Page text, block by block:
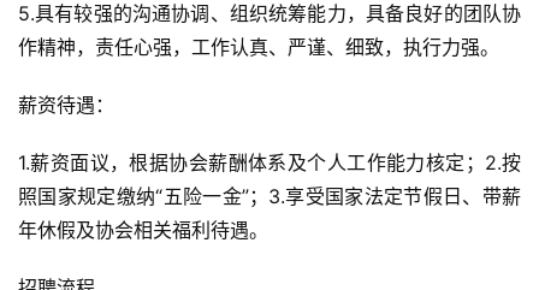
5.具有较强的沟通协调、组织统筹能力，具备良好的团队协
作精神，责任心强，工作认真、严谨、细致，执行力强。
薪资待遇：
1.薪资面议，根据协会薪酬体系及个人工作能力核定；2.按
照国家规定缴纳“五险一金”；3.享受国家法定节假日、带薪
年休假及协会相关福利待遇。